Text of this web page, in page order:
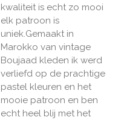
kwaliteit is echt zo mooi
elk patroon is
uniek.Gemaakt in
Marokko van vintage
Boujaad kleden ik werd
verliefd op de prachtige
pastel kleuren en het
mooie patroon en ben
echt heel blij met het